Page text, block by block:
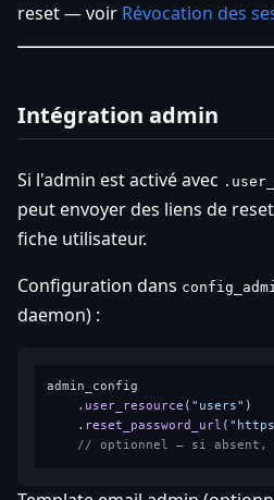
reset — voir Révocation des
Intégration admin
Si l'admin est activé avec
peut envoyer des liens de
fiche utilisateur.
Configuration dans
daemon) :
admin_config
    .
user_resource ( "users" )
    .
reset_password_url (
// optionnel — si absent,